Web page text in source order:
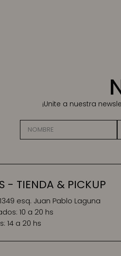
¡Unite a nuestra
- TIENDA & PICKUP
esq. Juan Pablo Laguna
10 a 20 hs
14 a 20 hs